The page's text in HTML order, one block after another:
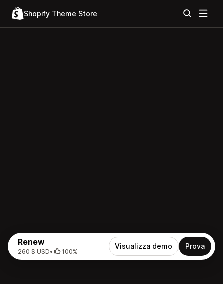
Shopify Theme Store
Renew
260 $ USD• 100%
Visualizza demo Prova